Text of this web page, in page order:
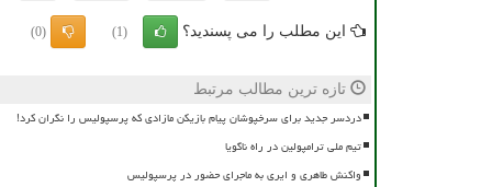
این مطلب را می پسندید؟ (1)
(0)
تازه ترین مطالب مرتبط
دردسر جدید برای سرخپوشان پیام بازیکن مازادی که پرسپولیس را نگران کرد!
تیم ملی ترامپولین در راه ناگویا
واکنش طاهری و ایری به ماجرای حضور در پرسپولیس